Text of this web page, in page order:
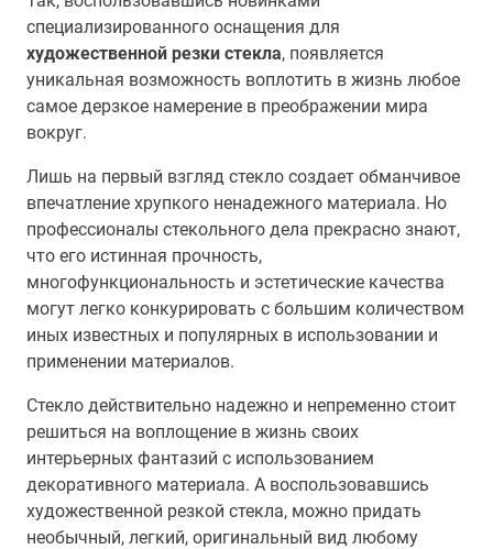
специализированного оснащения для
художественной резки стекла, появляется
уникальная возможность воплотить в жизнь любое
самое дерзкое намерение в преображении мира
вокруг.
Лишь на первый взгляд стекло создает обманчивое
впечатление хрупкого ненадежного материала. Но
профессионалы стекольного дела прекрасно знают,
что его истинная прочность,
многофункциональность и эстетические качества
могут легко конкурировать с большим количеством
иных известных и популярных в использовании и
применении материалов.
Стекло действительно надежно и непременно стоит
решиться на воплощение в жизнь своих
интерьерных фантазий с использованием
декоративного материала. А воспользовавшись
художественной резкой стекла, можно придать
необычный, легкий, оригинальный вид любому